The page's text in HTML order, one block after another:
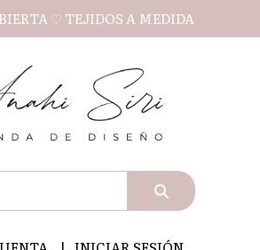
♡ TEJIDOS A MEDIDA